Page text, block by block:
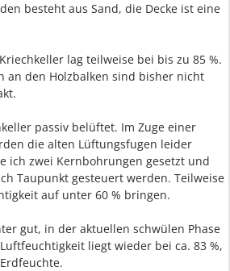
besteht aus Sand, die Decke ist eine
lag teilweise bei bis zu 85 %.
an den Holzbalken sind bisher nicht
passiv belüftet. Im Zuge einer
die alten Lüftungsfugen leider
ich zwei Kernbohrungen gesetzt und
Taupunkt gesteuert werden. Teilweise
auf unter 60 % bringen.
gut, in der aktuellen schwülen Phase
liegt wieder bei ca. 83 %,